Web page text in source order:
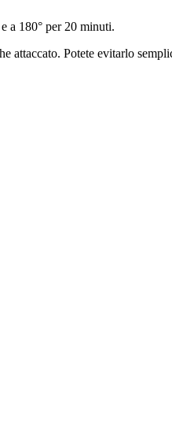
a 180° per 20 minuti.
attaccato. Potete evitarlo